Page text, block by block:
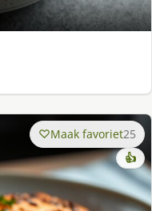
Maak favoriet25
👍